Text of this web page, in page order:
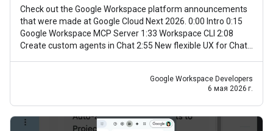
Check out the Google Workspace platform announcements
that were made at Google Cloud Next 2026. 0:00 Intro 0:15
Google Workspace MCP Server 1:33 Workspace CLI 2:08
Create custom agents in Chat 2:55 New flexible UX for Chat
Google Workspace Developers
6 мая 2026 г.